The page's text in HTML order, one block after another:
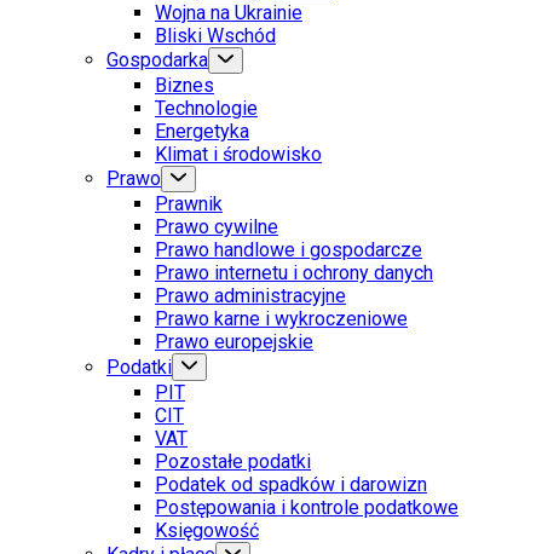
Wojna na Ukrainie
Bliski Wschód
Gospodarka
Biznes
Technologie
Energetyka
Klimat i środowisko
Prawo
Prawnik
Prawo cywilne
Prawo handlowe i gospodarcze
Prawo internetu i ochrony danych
Prawo administracyjne
Prawo karne i wykroczeniowe
Prawo europejskie
Podatki
PIT
CIT
VAT
Pozostałe podatki
Podatek od spadków i darowizn
Postępowania i kontrole podatkowe
Księgowość